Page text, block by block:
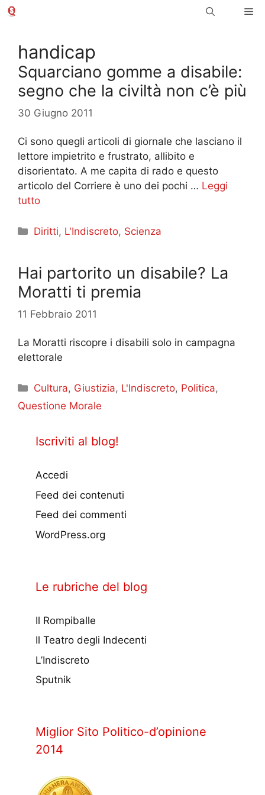
Vai
handicap
Squarciano gomme a disabile:
segno che la civiltà non c’è più
30 Giugno 2011
Ci sono quegli articoli di giornale che lasciano il
lettore impietrito e frustrato, allibito e
disorientato. A me capita di rado e questo
articolo del Corriere è uno dei pochi … Leggi
tutto
Categorie
Diritti, L'Indiscreto, Scienza
Hai partorito un disabile? La
Moratti ti premia
11 Febbraio 2011
La Moratti riscopre i disabili solo in campagna
elettorale
Categorie
Cultura, Giustizia, L'Indiscreto, Politica,
Questione Morale
Iscriviti al blog!
Accedi
Feed dei contenuti
Feed dei commenti
WordPress.org
Le rubriche del blog
Il Rompiballe
Il Teatro degli Indecenti
L’Indiscreto
Sputnik
Miglior Sito Politico-d’opinione
2014